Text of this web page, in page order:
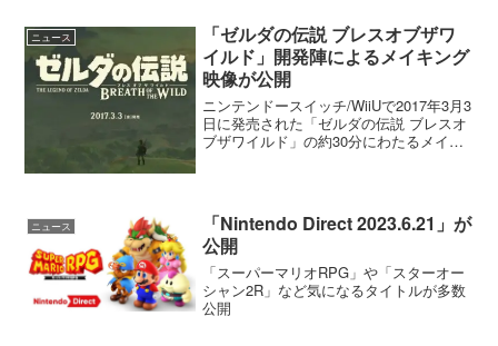
ニュース
「ゼルダの伝説 ブレスオブザワ
イルド」開発陣によるメイキング
映像が公開
ニンテンドースイッチ/WiiUで2017年3月3
日に発売された「ゼルダの伝説 ブレスオ
ブザワイルド」の約30分にわたるメイキ
ニュース
「Nintendo Direct 2023.6.21」が
公開
「スーパーマリオRPG」や「スターオー
シャン2R」など気になるタイトルが多数
公開